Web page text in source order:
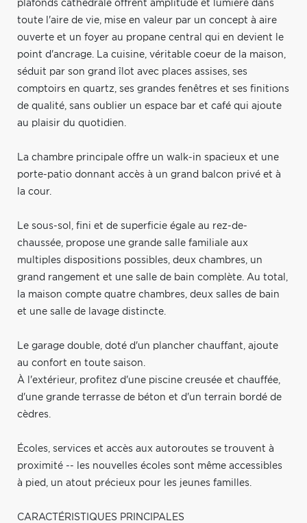
plafonds cathédrale offrent amplitude et lumière dans
toute l'aire de vie, mise en valeur par un concept à aire
ouverte et un foyer au propane central qui en devient le
point d'ancrage. La cuisine, véritable coeur de la maison,
séduit par son grand îlot avec places assises, ses
comptoirs en quartz, ses grandes fenêtres et ses finitions
de qualité, sans oublier un espace bar et café qui ajoute
au plaisir du quotidien.
La chambre principale offre un walk-in spacieux et une
porte-patio donnant accès à un grand balcon privé et à
la cour.
Le sous-sol, fini et de superficie égale au rez-de-
chaussée, propose une grande salle familiale aux
multiples dispositions possibles, deux chambres, un
grand rangement et une salle de bain complète. Au total,
la maison compte quatre chambres, deux salles de bain
et une salle de lavage distincte.
Le garage double, doté d'un plancher chauffant, ajoute
au confort en toute saison.
À l'extérieur, profitez d'une piscine creusée et chauffée,
d'une grande terrasse de béton et d'un terrain bordé de
cèdres.
Écoles, services et accès aux autoroutes se trouvent à
proximité -- les nouvelles écoles sont même accessibles
à pied, un atout précieux pour les jeunes familles.
CARACTÉRISTIQUES PRINCIPALES